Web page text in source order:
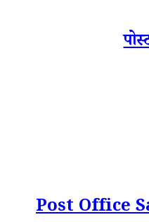
Post Office